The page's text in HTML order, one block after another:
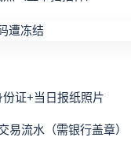
证+当日报纸照片
流水（需银行盖章）